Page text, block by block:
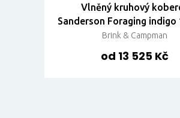
Vlněný kruhový
Sanderson Foraging indigo
Brink & Campman
od 13 525 Kč